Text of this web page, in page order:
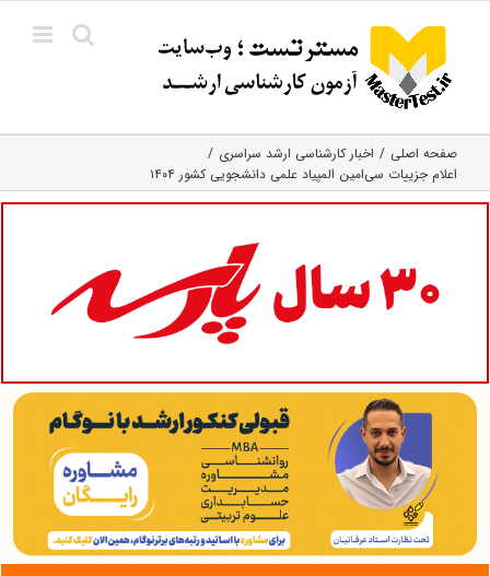
content
صفحه اصلی
اخبار کارشناسی ارشد سراسری
اعلام جزییات سی‌امین المپیاد علمی دانشجویی کشور ۱۴۰۴